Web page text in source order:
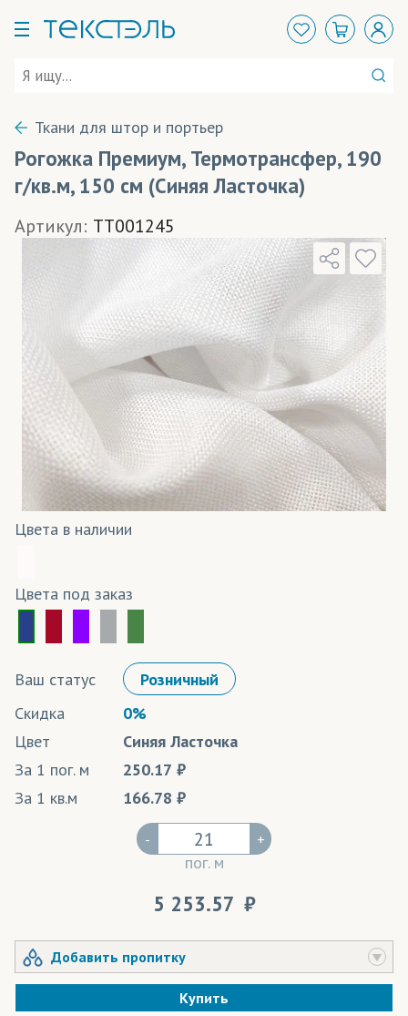
Ткани для штор и портьер
Рогожка Премиум, Термотрансфер, 190
г/кв.м, 150 см (Синяя Ласточка)
Артикул: TT001245
Цвета в наличии
Цвета под заказ
Ваш статус
Розничный
Скидка
0%
Цвет
Синяя Ласточка
За 1 пог. м
250.17
За 1 кв.м
166.78
-
пог. м
+
5 253.57
Добавить пропитку
Купить